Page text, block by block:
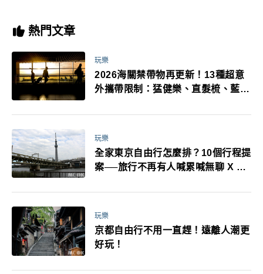
熱門文章
玩樂
2026海關禁帶物再更新！13種超意
外攜帶限制：猛健樂、直髮梳、藍牙
萬！注意事項一次看！
玩樂
全家東京自由行怎麼排？10個行程提
案──旅行不再有人喊累喊無聊 X 爸
玩樂
京都自由行不用一直趕！遠離人潮更
好玩！